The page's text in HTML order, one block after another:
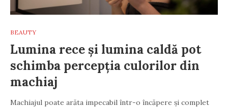
BEAUTY
Lumina rece și lumina caldă pot
schimba percepția culorilor din
machiaj
Machiajul poate arăta impecabil într-o încăpere și complet